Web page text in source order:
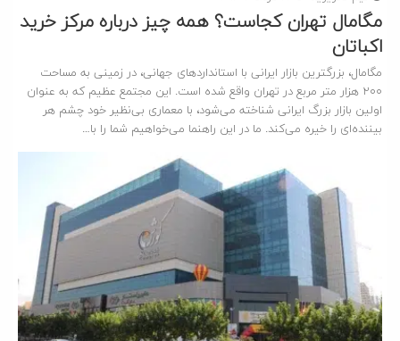
مگامال تهران کجاست؟ همه چیز درباره مرکز خرید
اکباتان
مگامال، بزرگترین بازار ایرانی با استانداردهای جهانی، در زمینی به مساحت
۲۰۰ هزار متر مربع در تهران واقع شده است. این مجتمع عظیم که به عنوان
اولین بازار بزرگ ایرانی شناخته می‌شود، با معماری بی‌نظیر خود چشم هر
بیننده‌ای را خیره می‌کند. ما در این راهنما می‌خواهیم شما را با…